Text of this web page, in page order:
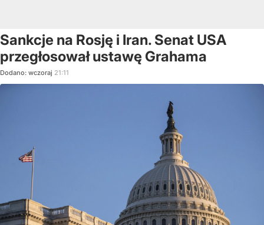
Sankcje na Rosję i Iran. Senat USA
przegłosował ustawę Grahama
Dodano: wczoraj 21:11